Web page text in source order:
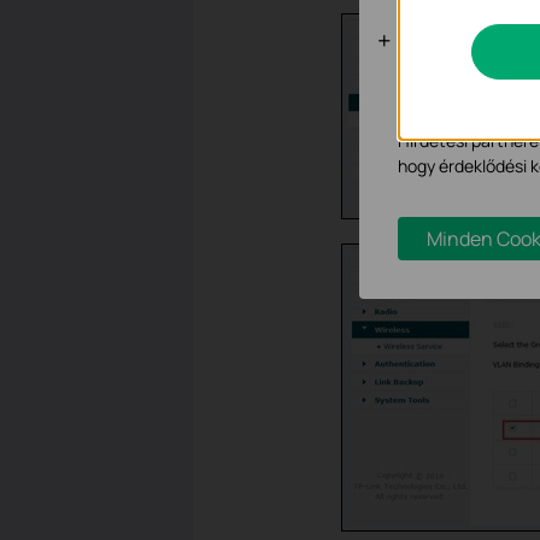
Marketing
Az elemző
Hirdetési
hogy érdeklődési
Minden